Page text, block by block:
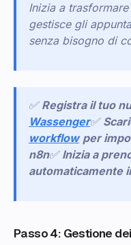
Inizia a
gestisce gli
senza bisogno di
✅ Registra il tuo
Wassenger✅
workflow per
n8n✅ Inizia a
automaticamente
Passo 4: Gestione